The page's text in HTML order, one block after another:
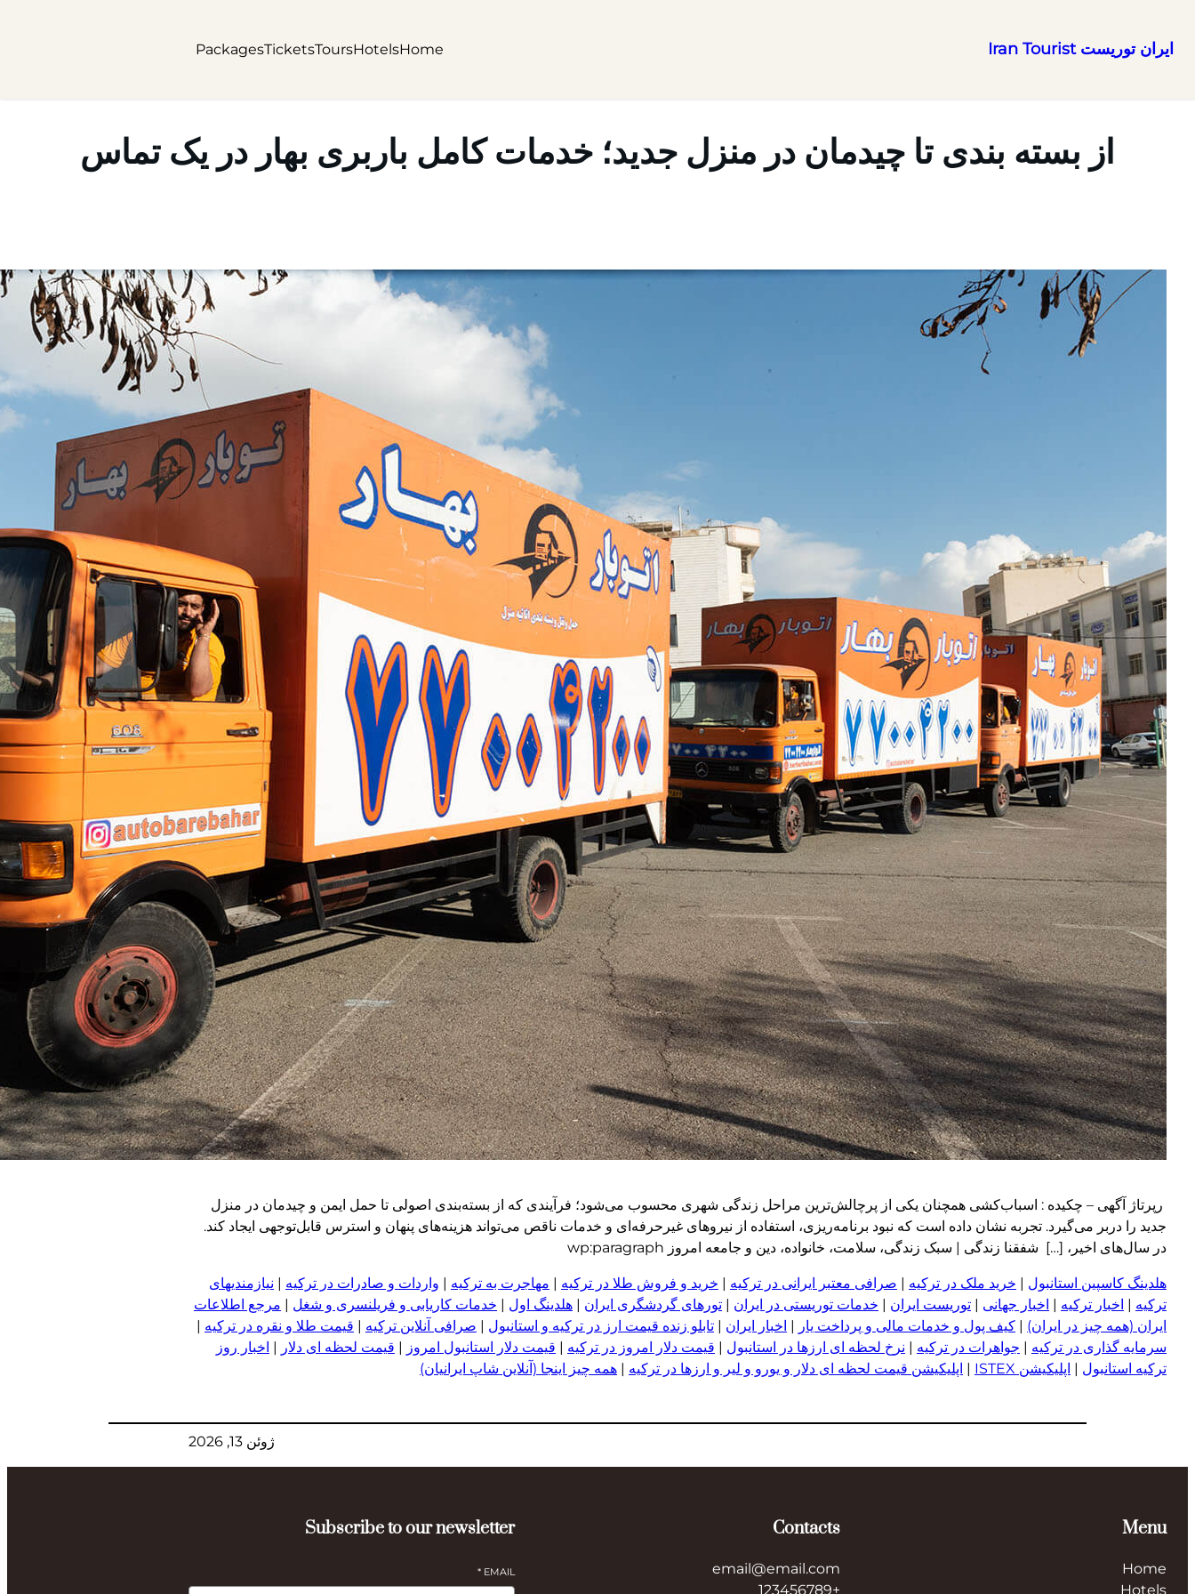
ایران توریست Iran Tourist Home
Hotels
Tours
Tickets
Packages
از بسته بندی تا چیدمان در منزل جدید؛ خدمات کامل باربری بهار در یک تماس
رپرتاژ آگهی – چکیده : اسباب‌کشی همچنان یکی از پرچالش‌ترین مراحل زندگی شهری محسوب می‌شود؛ فرآیندی که از بسته‌بندی اصولی تا حمل ایمن و چیدمان در منزل
جدید را دربر می‌گیرد. تجربه نشان داده است که نبود برنامه‌ریزی، استفاده از نیروهای غیرحرفه‌ای و خدمات ناقص می‌تواند هزینه‌های پنهان و استرس قابل‌توجهی ایجاد کند.
در سال‌های اخیر، […] شفقنا زندگی | سبک زندگی، سلامت، خانواده، دین و جامعه امروز wp:paragraph
هلدینگ کاسپین استانبول | خرید ملک در ترکیه | صرافی معتبر ایرانی در ترکیه | خرید و فروش طلا در ترکیه | مهاجرت به ترکیه | واردات و صادرات در ترکیه | نیازمندیهای
ترکیه | اخبار ترکیه | اخبار جهانی | توریست ایران | خدمات توریستی در ایران | تورهای گردشگری ایران | هلدینگ اول | خدمات کاریابی و فریلنسری و شغل | مرجع اطلاعات
ایران (همه چیز در ایران) | کیف پول و خدمات مالی و پرداخت یار | اخبار ایران | تابلو زنده قیمت ارز در ترکیه و استانبول | صرافی آنلاین ترکیه | قیمت طلا و نقره در ترکیه |
سرمایه گذاری در ترکیه | جواهرات در ترکیه | نرخ لحظه ای ارزها در استانبول | قیمت دلار امروز در ترکیه | قیمت دلار استانبول امروز | قیمت لحظه ای دلار | اخبار روز
ترکیه استانبول | اپلیکیشن ISTEX | اپلیکیشن قیمت لحظه ای دلار و یورو و لیر و ار زها در ترکیه | همه چیز اینجا (آنلاین شاپ ایرانیان)
ژوئن 13, 2026
Menu
Home
Hotels
Contacts
email@email.com
+123456789
Subscribe to our newsletter
EMAIL
*